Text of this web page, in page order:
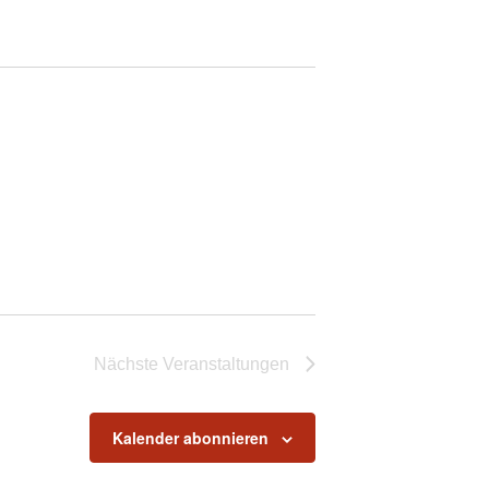
Nächste Veranstaltungen
Kalender abonnieren